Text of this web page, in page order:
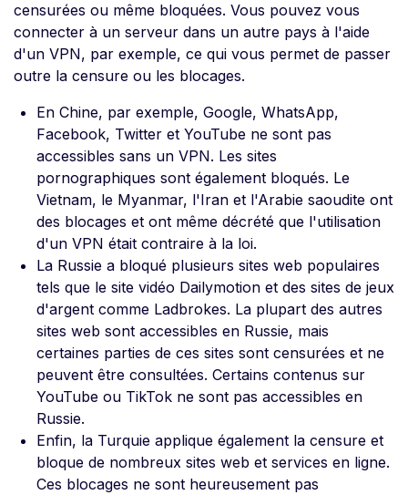
censurées ou même bloquées. Vous pouvez vous
connecter à un serveur dans un autre pays à l'aide
d'un VPN, par exemple, ce qui vous permet de passer
outre la censure ou les blocages.
En Chine, par exemple, Google, WhatsApp,
Facebook, Twitter et YouTube ne sont pas
accessibles sans un VPN. Les sites
pornographiques sont également bloqués. Le
Vietnam, le Myanmar, l'Iran et l'Arabie saoudite ont
des blocages et ont même décrété que l'utilisation
d'un VPN était contraire à la loi.
La Russie a bloqué plusieurs sites web populaires
tels que le site vidéo Dailymotion et des sites de jeux
d'argent comme Ladbrokes. La plupart des autres
sites web sont accessibles en Russie, mais
certaines parties de ces sites sont censurées et ne
peuvent être consultées. Certains contenus sur
YouTube ou TikTok ne sont pas accessibles en
Russie.
Enfin, la Turquie applique également la censure et
bloque de nombreux sites web et services en ligne.
Ces blocages ne sont heureusement pas